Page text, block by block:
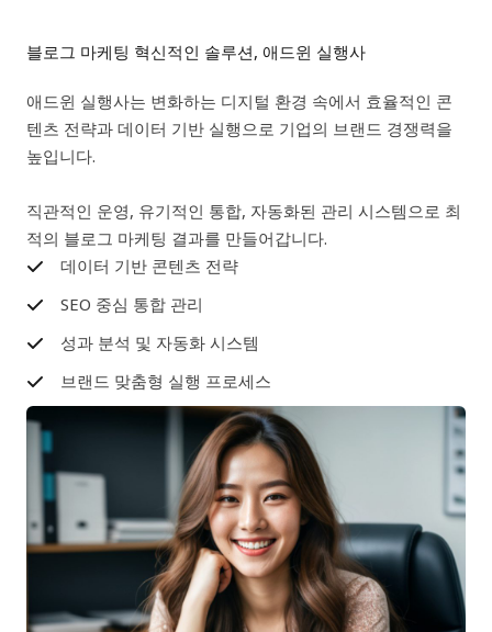
블로그 마케팅 혁신적인 솔루션, 애드윈 실행사
애드윈 실행사는 변화하는 디지털 환경 속에서 효율적인 콘
텐츠 전략과 데이터 기반 실행으로 기업의 브랜드 경쟁력을
높입니다.
직관적인 운영, 유기적인 통합, 자동화된 관리 시스템으로 최
적의 블로그 마케팅 결과를 만들어갑니다.
데이터 기반 콘텐츠 전략
SEO 중심 통합 관리
성과 분석 및 자동화 시스템
브랜드 맞춤형 실행 프로세스